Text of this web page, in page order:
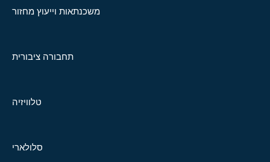
משכנתאות וייעוץ מחזור
תחבורה ציבורית
טלוויזיה
סלולארי